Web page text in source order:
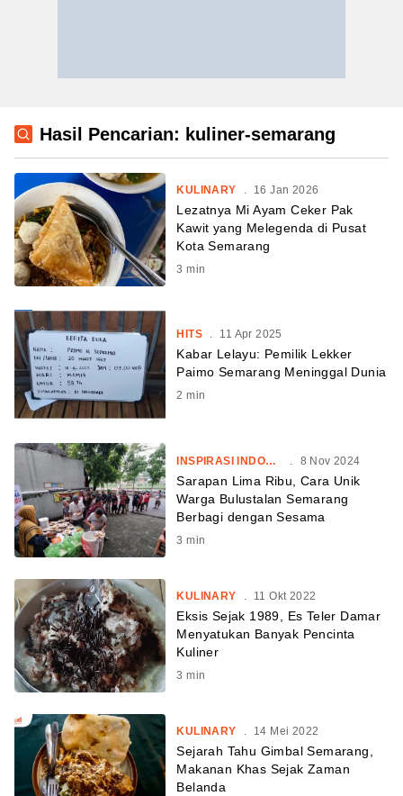
Hasil Pencarian: kuliner-semarang
KULINARY . 16 Jan 2026
Lezatnya Mi Ayam Ceker Pak
Kawit yang Melegenda di Pusat
Kota Semarang
3 min
HITS . 11 Apr 2025
Kabar Lelayu: Pemilik Lekker
Paimo Semarang Meninggal Dunia
2 min
INSPIRASI INDONESIA 8 Nov 2024
Sarapan Lima Ribu, Cara Unik
Warga Bulustalan Semarang
Berbagi dengan Sesama
3 min
KULINARY . 11 Okt 2022
Eksis Sejak 1989, Es Teler Damar
Menyatukan Banyak Pencinta
Kuliner
3 min
KULINARY . 14 Mei 2022
Sejarah Tahu Gimbal Semarang,
Makanan Khas Sejak Zaman
Belanda